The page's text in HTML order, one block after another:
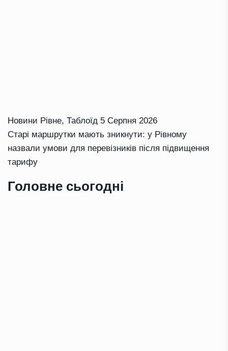
Новини Рівне, Таблоїд 5 Серпня 2026
Старі маршрутки мають зникнути: у Рівному
назвали умови для перевізників після підвищення
тарифу
Головне сьогодні